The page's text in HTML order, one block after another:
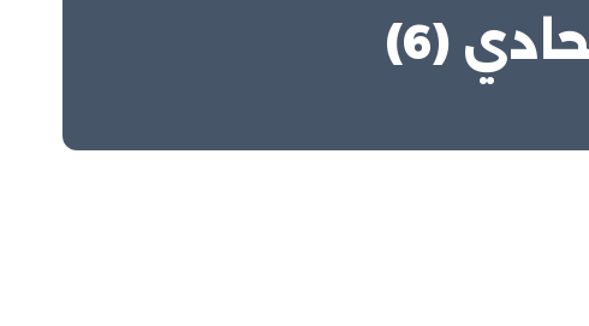
(6)